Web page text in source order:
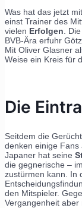
Was hat das jetzt mit
einst Trainer des
vielen Erfolgen.
BVB-Ära erfuhr
Mit Oliver Glasner
Weise ein Kreis für
Die
Seitdem die
denken einige Fans
Japaner hat seine
die gegnerische –
zustürmen kann. In
den Mitspieler.
Vergangenheit aber